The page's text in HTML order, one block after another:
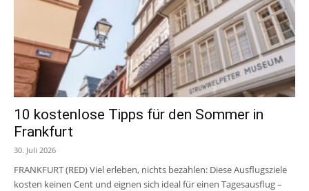
10 kostenlose Tipps für den Sommer in
Frankfurt
30. Juli 2026
FRANKFURT (RED) Viel erleben, nichts bezahlen: Diese Ausflugsziele
kosten keinen Cent und eignen sich ideal für einen Tagesausflug –